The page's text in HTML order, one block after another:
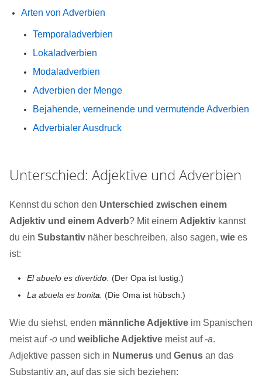
Arten von Adverbien
Temporaladverbien
Lokaladverbien
Modaladverbien
Adverbien der Menge
Bejahende, verneinende und vermutende Adverbien
Adverbialer Ausdruck
Unterschied: Adjektive und Adverbien
Kennst du schon den Unterschied zwischen einem
Adjektiv und einem Adverb? Mit einem Adjektiv kannst
du ein Substantiv näher beschreiben, also sagen, wie es
ist:
El abuelo es divertido. (Der Opa ist lustig.)
La abuela es bonita. (Die Oma ist hübsch.)
Wie du siehst, enden männliche Adjektive im Spanischen
meist auf -o und weibliche Adjektive meist auf -a.
Adjektive passen sich in Numerus und Genus an das
Substantiv an, auf das sie sich beziehen: